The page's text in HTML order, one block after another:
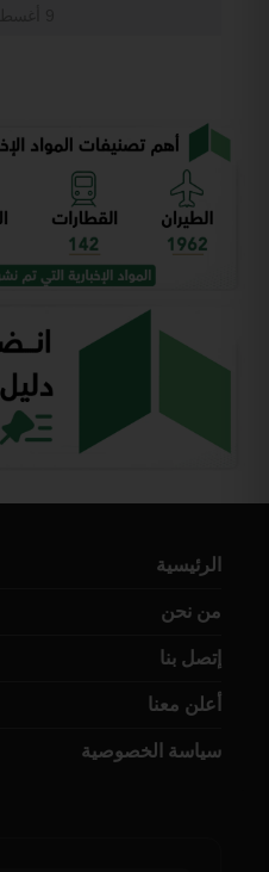
الرئيسية
من نحن
إتصل بنا
أعلن معنا
سياسة الخصوصية